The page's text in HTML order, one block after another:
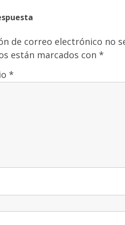
de correo electrónico no
están marcados con *
*